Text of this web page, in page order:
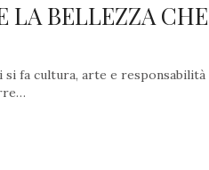
LA BELLEZZA CHE
si fa cultura, arte e responsabilità